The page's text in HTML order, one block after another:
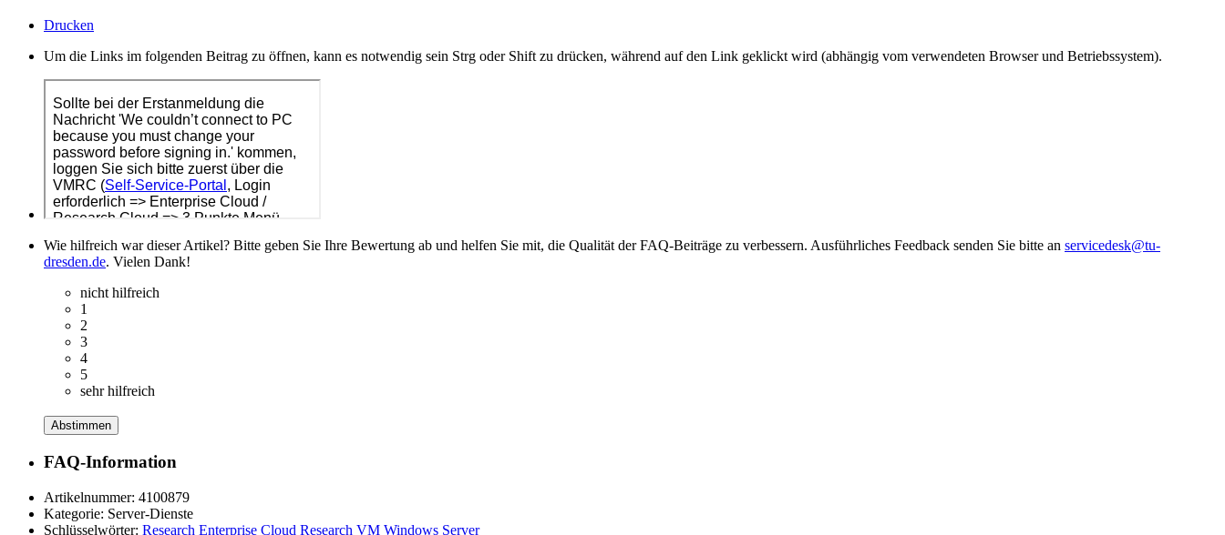
Drucken
Um die Links im folgenden Beitrag zu öffnen, kann es notwendig sein Strg oder Shift zu drücken, während auf den Link geklickt wird (abhängig vom verwendeten Browser und Betriebssystem).
Wie hilfreich war dieser Artikel? Bitte geben Sie Ihre Bewertung ab und helfen Sie mit, die Qualität der FAQ-Beiträge zu verbessern. Ausführliches Feedback senden Sie bitte an servicedesk@tu-
dresden.de. Vielen Dank!
nicht hilfreich
1
2
3
4
5
sehr hilfreich
Abstimmen
FAQ-Information
Artikelnummer: 4100879
Kategorie: Server-Dienste
Schlüsselwörter: Research Enterprise Cloud Research VM Windows Server